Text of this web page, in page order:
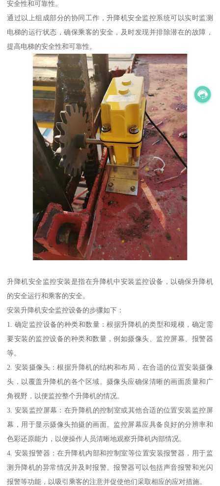
安全性和可靠性。
通过以上组成部分的协同工作，升降机安全监控系统可以实时监测
电梯的运行状态，确保乘客的安全，及时发现并排除潜在的故障，
提高电梯的安全性和可靠性。
升降机安全监控安装是指在升降机中安装监控设备，以确保升降机
的安全运行和乘客的安全。
安装升降机安全监控设备的步骤如下：
1. 确定监控设备的种类和数量：根据升降机的类型和规模，确定需
要安装的监控设备的种类和数量，例如摄像头、监控屏幕、报警器
等。
2. 安装摄像头：根据升降机的结构和布局，在合适的位置安装摄像
头，以覆盖升降机的各个区域。摄像头应确保清晰的画面质量和广
角视野，以便监控整个升降机的情况。
3. 安装监控屏幕：在升降机的控制室或其他合适的位置安装监控屏
幕，用于显示摄像头拍摄的画面。监控屏幕应具备良好的分辨率和
色彩还原能力，以便操作人员清晰地观察升降机内部情况。
4. 安装报警器：在升降机内部和控制室等位置安装报警器，用于监
测升降机的异常情况并及时报警。报警器可以包括声音报警和光闪
报警等功能，以吸引乘客的注意并促使他们采取相应的应对措施。